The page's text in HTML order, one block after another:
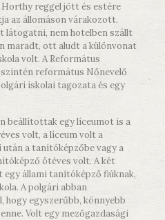
reggel jött és estére
az állomáson várakozott.
látogatni, nem hotelben szállt
maradt, ott aludt a különvonat
volt. A Református
református Nőnevelő
iskolai tagozata és egy
beállítottak egy líceumot is a
volt, a líceum volt a
után a tanítóképzőbe vagy a
ötéves volt. A két
állami tanítóképző fiúknak,
A polgári abban
egyszerűbb, könnyebb
Volt egy mezőgazdasági